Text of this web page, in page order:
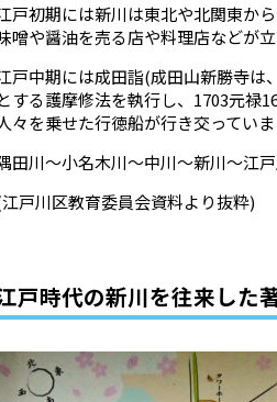
戸初期には新川は東北や北関東か
噌や醤油を売る店や料理店などが
戸中期には成田詣(成田山新勝寺は
とする護摩修法を執行し、1703元禄
々を乗せた行徳船が行き交ってい
田川～小名木川～中川～新川～江
戸川区教育委員会資料より抜粋)
戸時代の新川を往来した